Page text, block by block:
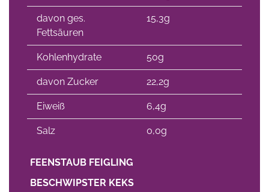
davon ges.
Fettsäuren
15,3g
Kohlenhydrate 50g
davon Zucker 22,2g
Eiweiß 6,4g
Salz 0,0g
FEENSTAUB FEIGLING
BESCHWIPSTER KEKS